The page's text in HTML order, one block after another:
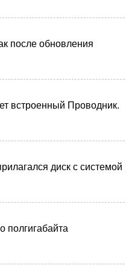
после обновления
встроенный Проводник.
диск с системой
полгигабайта